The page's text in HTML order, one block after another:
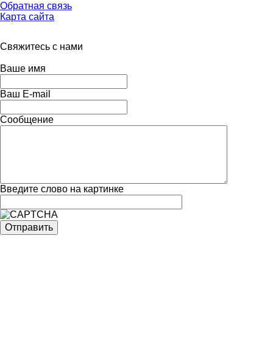
Обратная связь
Карта сайта
Свяжитесь с нами
Ваше имя
Ваш E-mail
Сообщение
Введите слово на картинке